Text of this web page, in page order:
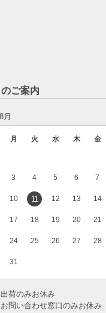
ご案内
月
月 火 水 木 金
3 4 5 6 7
10 11 12 13 14
17 18 19 20 21
24 25 26 27 28
31
出荷のみお休み
お問い合わせ窓口のみお休み